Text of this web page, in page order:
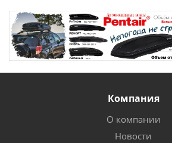
Компания
О компании
Новости